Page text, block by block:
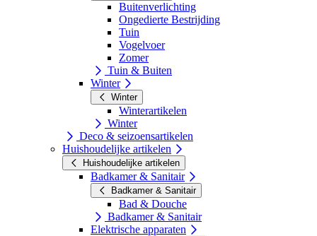
Buitenverlichting
Ongedierte Bestrijding
Tuin
Vogelvoer
Zomer
Tuin & Buiten
Winter
Winter
Winterartikelen
Winter
Deco & seizoensartikelen
Huishoudelijke artikelen
Huishoudelijke artikelen
Badkamer & Sanitair
Badkamer & Sanitair
Bad & Douche
Badkamer & Sanitair
Elektrische apparaten